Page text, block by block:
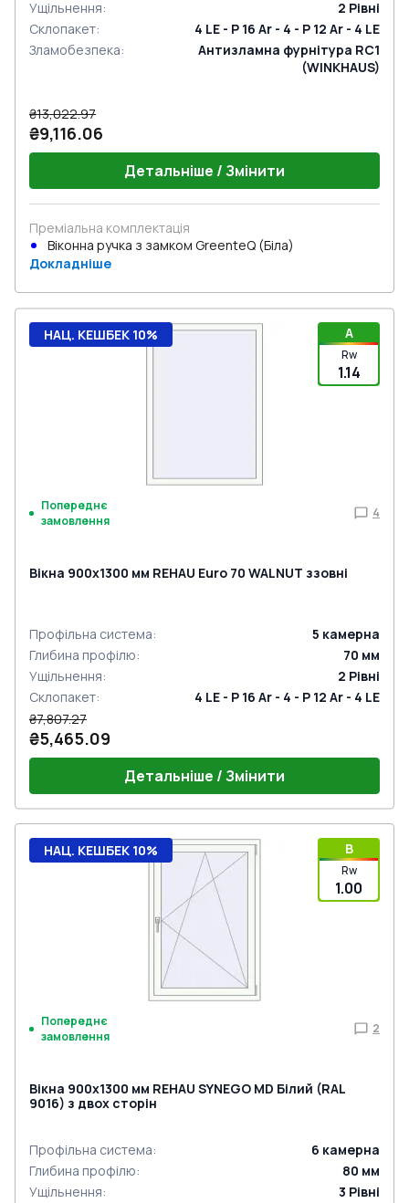
Ущільнення: 2 Рівні
Склопакет:
4 LE - P 16 Ar - 4 - P 12 Ar - 4 LE
Зламобезпека:
Антизламна фурнітура RC1
(WINKHAUS)
₴13,022.97
₴9,116.06
Детальніше / Змінити
Преміальна комплектація
Віконна ручка з замком GreenteQ (Біла)
Докладніше
A
Rw
1.14
НАЦ. КЕШБЕК 10%
Попереднє
замовлення
4
Вікна 900x1300 мм REHAU Euro 70 WALNUT ззовні
Профільна система: 5 камерна
Глибина профілю: 70 мм
Ущільнення: 2 Рівні
Склопакет:
4 LE - P 16 Ar - 4 - P 12 Ar - 4 LE
₴7,807.27
₴5,465.09
Детальніше / Змінити
B
Rw
1.00
НАЦ. КЕШБЕК 10%
Попереднє
замовлення
2
Вікна 900x1300 мм REHAU SYNEGO MD Білий (RAL
9016) з двох сторін
Профільна система: 6 камерна
Глибина профілю: 80 мм
Ущільнення: 3 Рівні